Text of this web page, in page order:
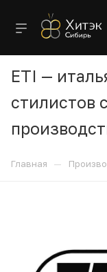
ETI —
стилистов
Главная —